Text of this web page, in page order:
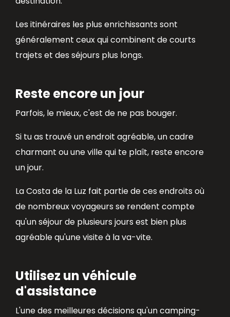
Les itinéraires les plus enrichissants sont
généralement ceux qui combinent de courts
trajets et des séjours plus longs.
Reste encore un jour
Parfois, le mieux, c'est de ne pas bouger.
Si tu as trouvé un endroit agréable, un cadre
charmant ou une ville qui te plaît, reste encore
un jour.
La Costa de la Luz fait partie de ces endroits où
de nombreux voyageurs se rendent compte
qu'un séjour de plusieurs jours est bien plus
agréable qu'une visite à la va-vite.
Utilisez un véhicule
d'assistance
L'une des meilleures décisions qu'un camping-